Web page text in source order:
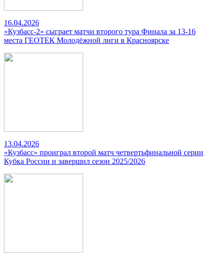
16.04.2026
«Кузбасс-2» сыграет матчи второго тура Финала за 13-16
места ГЕОТЕК Молодёжной лиги в Красноярске
13.04.2026
«Кузбасс» проиграл второй матч четвертьфинальной серии
Кубка России и завершил сезон 2025/2026